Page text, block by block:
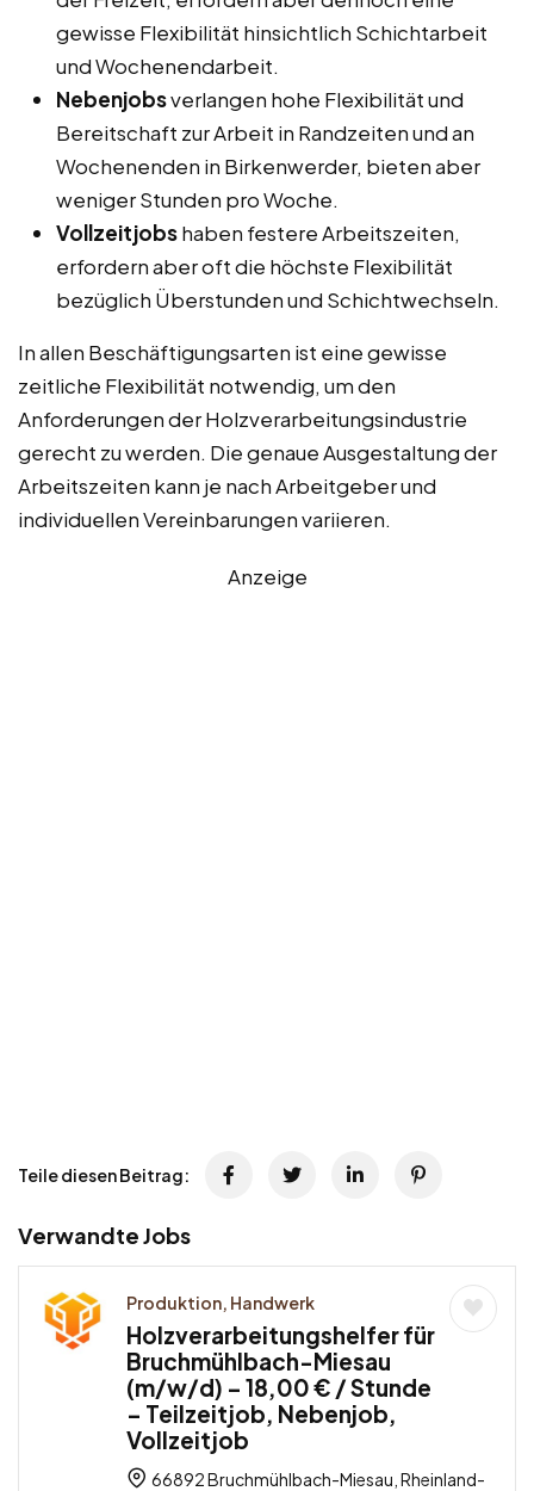
gewisse Flexibilität hinsichtlich Schichtarbeit
und Wochenendarbeit.
Nebenjobsverlangen hohe Flexibilität und
Bereitschaft zur Arbeit in Randzeiten und an
Wochenenden in Birkenwerder, bieten aber
weniger Stunden pro Woche.
Vollzeitjobshaben festere Arbeitszeiten,
erfordern aber oft die höchste Flexibilität
bezüglich Überstunden und Schichtwechseln.
In allen Beschäftigungsarten ist eine gewisse
zeitliche Flexibilität notwendig, um den
Anforderungen der Holzverarbeitungsindustrie
gerecht zu werden. Die genaue Ausgestaltung der
Arbeitszeiten kann je nach Arbeitgeber und
individuellen Vereinbarungen variieren.
Anzeige
Teile diesen Beitrag:
Verwandte Jobs
Produktion, Handwerk
Holzverarbeitungshelfer für
Bruchmühlbach-Miesau
(m/w/d) – 18,00 € / Stunde
– Teilzeitjob, Nebenjob,
Vollzeitjob
66892 Bruchmühlbach-Miesau, Rheinland-